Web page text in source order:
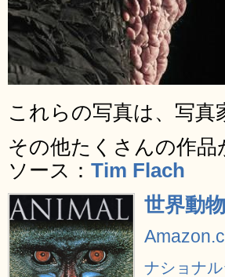
これらの写真は、写真
その他たくさんの作
ソース： Tim Flach
世界動
ナショナ